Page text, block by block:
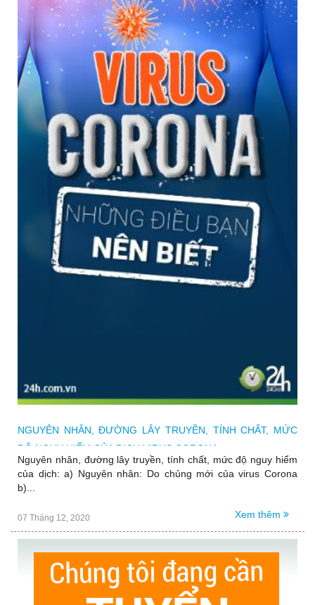
NGUYÊN NHÂN, ĐƯỜNG LÂY TRUYỀN, TÍNH CHẤT, MỨC
ĐỘ NGUY HIỂM CỦA DỊCH VIRUS CORONA
Nguyên nhân, đường lây truyền, tính chất, mức độ nguy hiểm
của dịch: a) Nguyên nhân: Do chủng mới của virus Corona
b)...
07 Tháng 12, 2020 Xem thêm